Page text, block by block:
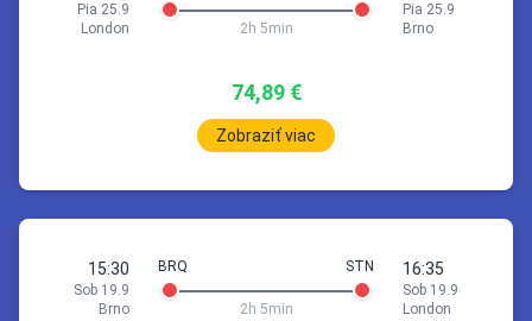
Pobyt 4 dní a 21 h
Brno (BRQ)
Pia 25.9
London
2h 5min
Pia 25.9
Brno
74,89 €
Zobraziť viac
22 Sep 17:10 Brno London
2h5min
15:30
Sob 19.9
Brno
BRQ STN
2h 5min
16:35
Sob 19.9
London